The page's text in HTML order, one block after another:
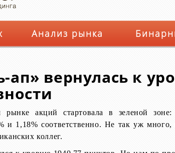
Анализ рынка
вернулась к
рынке акций стартовала в зеленой
и 1,18% соответственно. Не так уж много,
коллег.